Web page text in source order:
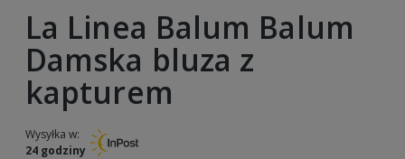
La Linea Balum Balum
Damska bluza z
kapturem
Wysyłka w:
24 godziny